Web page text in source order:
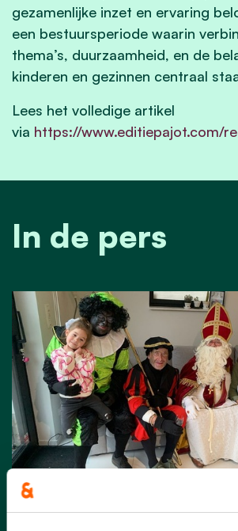
gezamenlijke inzet en ervaring
een bestuursperiode waarin
thema’s, duurzaamheid, en de
kinderen en gezinnen centraal
Lees het volledige artikel
via https://www.editiepajot.com/
In de pers
07/12/25